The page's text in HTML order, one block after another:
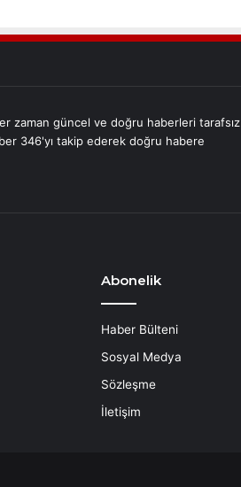
zaman güncel ve doğru haberleri tarafsız
346'yı takip ederek doğru habere
Abonelik
Haber Bülteni
Sosyal Medya
Sözleşme
İletişim